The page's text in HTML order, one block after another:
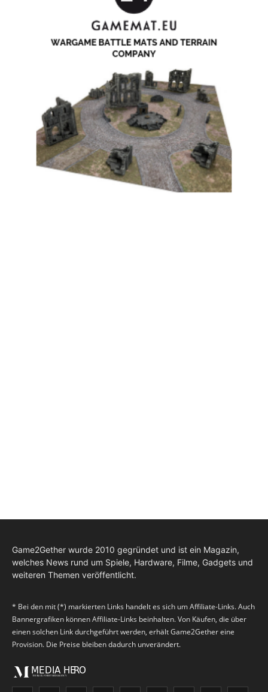
Game2Gether wurde 2010 gegründet und ist ein Magazin,
welches News rund um Spiele, Hardware, Filme, Gadgets und
weiteren Themen veröffentlicht.
* Bei den mit (*) markierten Links handelt es sich um Affiliate-Links. Auch
Bannergrafiken können Affiliate-Links beinhalten. Von Käufen, die über
einen solchen Link durchgeführt werden, erhält Game2Gether eine
Provision. Die Preise bleiben dadurch unverändert.